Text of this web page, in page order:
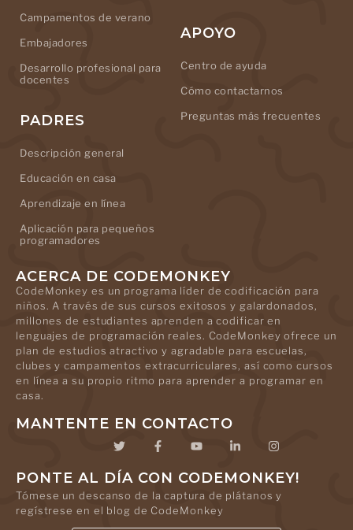
Campamentos de verano
Embajadores
Desarrollo profesional para
docentes
PADRES
Descripción general
Educación en casa
Aprendizaje en línea
Aplicación para pequeños
programadores
APOYO
Centro de ayuda
Cómo contactarnos
Preguntas más frecuentes
ACERCA DE CODEMONKEY
CodeMonkey es un programa líder de codificación para
niños. A través de sus cursos exitosos y galardonados,
millones de estudiantes aprenden a codificar en
lenguajes de programación reales. CodeMonkey ofrece un
plan de estudios atractivo y agradable para escuelas,
clubes y campamentos extracurriculares, así como cursos
en línea a su propio ritmo para aprender a programar en
casa.
MANTENTE EN CONTACTO
PONTE AL DÍA CON CODEMONKEY!
Tómese un descanso de la captura de plátanos y
regístrese en el blog de CodeMonkey